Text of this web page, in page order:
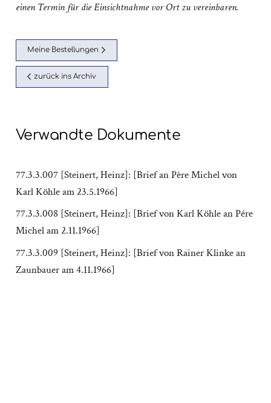
einen Termin für die Einsichtnahme vor Ort zu vereinbaren.
Meine Bestellungen
zurück ins Archiv
Verwandte Dokumente
77.3.3.007 [Steinert, Heinz]: [Brief an Père Michel von
Karl Köhle am 23.5.1966]
77.3.3.008 [Steinert, Heinz]: [Brief von Karl Köhle an Pére
Michel am 2.11.1966]
77.3.3.009 [Steinert, Heinz]: [Brief von Rainer Klinke an
Zaunbauer am 4.11.1966]